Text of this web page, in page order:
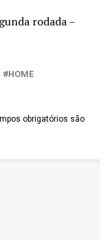
rodada –
HOME
obrigatórios são